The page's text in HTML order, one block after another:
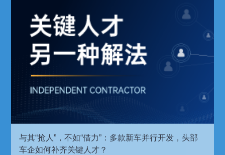
与其“抢人”，不如“借力”：多款新车并行开发，头部
车企如何补齐关键人才？